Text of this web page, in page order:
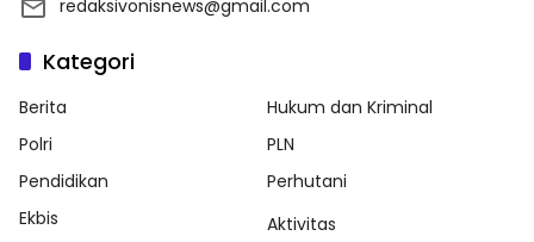
redaksivonisnews@gmail.com
Kategori
Berita
Hukum dan Kriminal
Polri
PLN
Pendidikan
Perhutani
Ekbis
Aktivitas